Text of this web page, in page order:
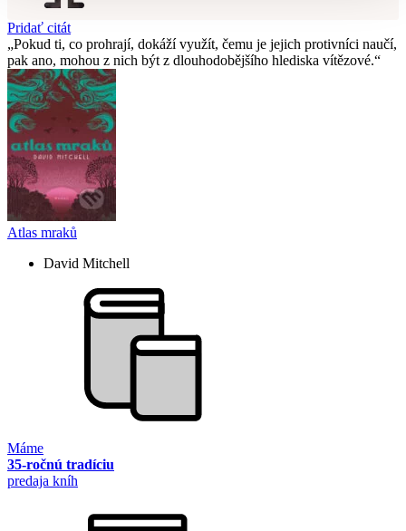
Pridať citát
Pokud ti, co prohrají, dokáží využít, čemu je jejich protivníci naučí,
pak ano, mohou z nich být z dlouhodobějšího hlediska vítězové.
Atlas mraků
David Mitchell
Máme
35-ročnú tradíciu
predaja kníh